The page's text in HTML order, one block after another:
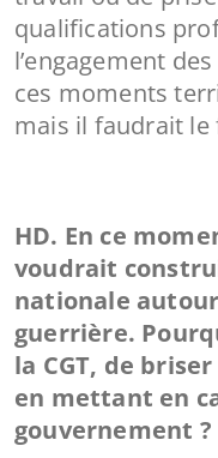
qualifications
l’engagement
ces moments
mais il faudrait le
HD. En ce
voudrait
nationale
guerrière.
la CGT, de
en mettant en
gouvernement ?